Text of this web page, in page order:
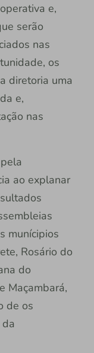
e,
serão
nas
os
diretoria uma
e,
nas
ao explanar
munícipios
Rosário do
do
Maçambará,
de os